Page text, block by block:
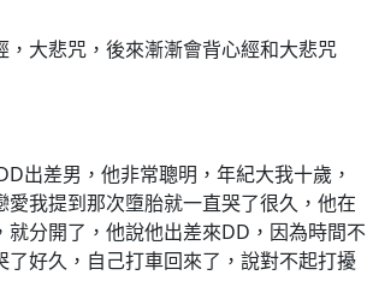
大悲咒，後來漸漸會背心經和大悲咒
出差男，他非常聰明，年紀大我十歲，
我提到那次墮胎就一直哭了很久，他在
分開了，他說他出差來DD，因為時間不
好久，自己打車回來了，說對不起打擾